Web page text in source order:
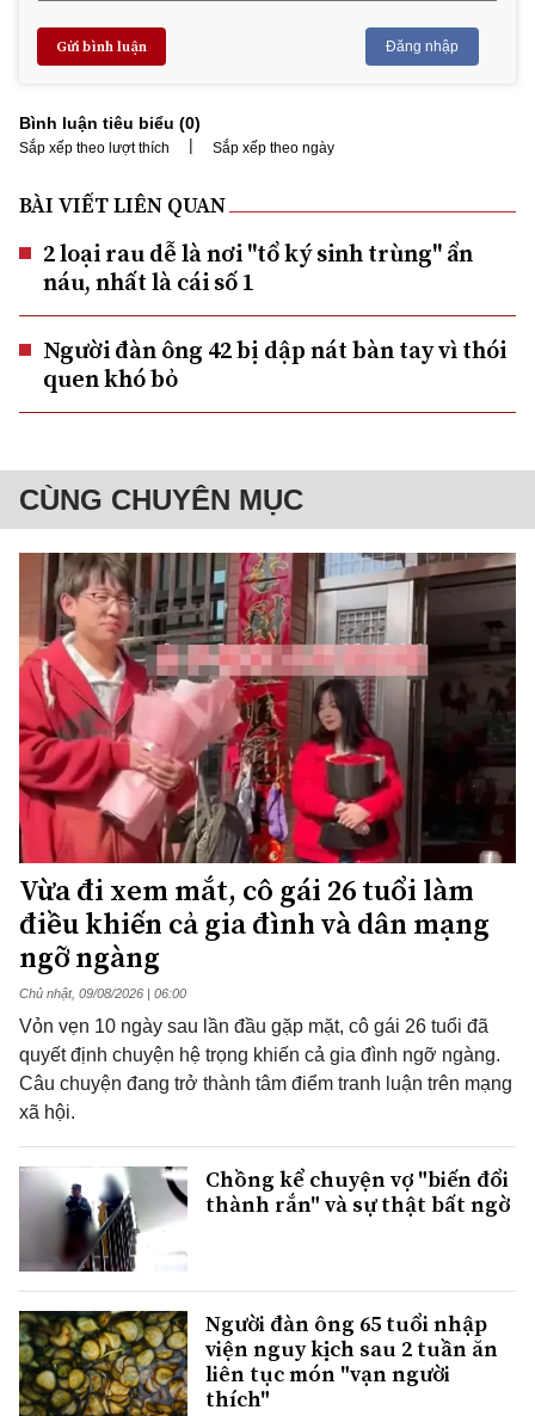
Gửi bình luận Đăng nhập
Bình luận tiêu biểu (0)
Sắp xếp theo lượt thích | Sắp xếp theo ngày
BÀI VIẾT LIÊN QUAN
2 loại rau dễ là nơi "tổ ký sinh trùng" ẩn
náu, nhất là cái số 1
Người đàn ông 42 bị dập nát bàn tay vì thói
quen khó bỏ
CÙNG CHUYÊN MỤC
Vừa đi xem mắt, cô gái 26 tuổi làm
điều khiến cả gia đình và dân mạng
ngỡ ngàng
Chủ nhật, 09/08/2026 | 06:00
Vỏn vẹn 10 ngày sau lần đầu gặp mặt, cô gái 26 tuổi đã
quyết định chuyện hệ trọng khiến cả gia đình ngỡ ngàng.
Câu chuyện đang trở thành tâm điểm tranh luận trên mạng
xã hội.
Chồng kể chuyện vợ "biến đổi
thành rắn" và sự thật bất ngờ
Người đàn ông 65 tuổi nhập
viện nguy kịch sau 2 tuần ăn
liên tục món "vạn người
thích"